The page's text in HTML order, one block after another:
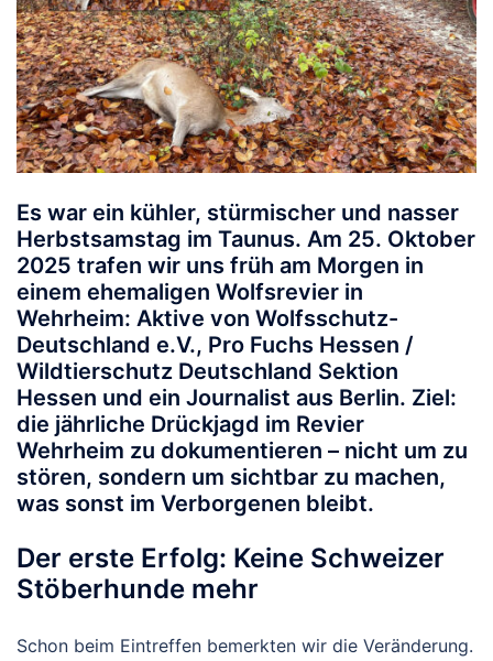
Es war ein kühler, stürmischer und nasser
Herbstsamstag im Taunus. Am 25. Oktober
2025 trafen wir uns früh am Morgen in
einem ehemaligen Wolfsrevier in
Wehrheim: Aktive von Wolfsschutz-
Deutschland e.V., Pro Fuchs Hessen /
Wildtierschutz Deutschland Sektion
Hessen und ein Journalist aus Berlin. Ziel:
die jährliche Drückjagd im Revier
Wehrheim zu dokumentieren – nicht um zu
stören, sondern um sichtbar zu machen,
was sonst im Verborgenen bleibt.
Der erste Erfolg: Keine Schweizer
Stöberhunde mehr
Schon beim Eintreffen bemerkten wir die Veränderung.